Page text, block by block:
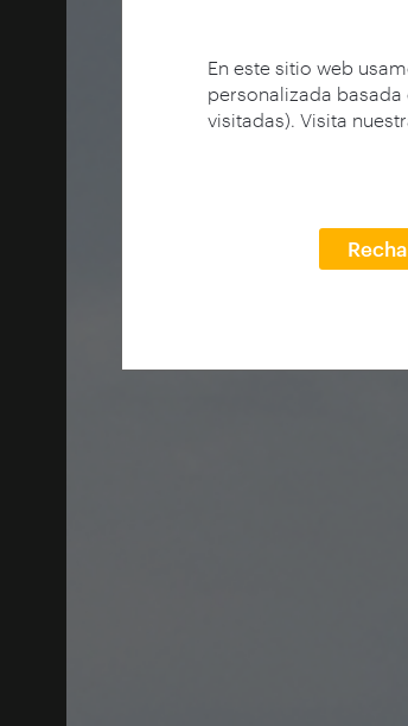
En este sitio web
personalizada
visitadas). Visita